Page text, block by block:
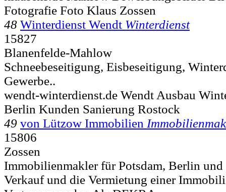
Fotografie Foto Klaus Zossen
48 Winterdienst Wendt Winterdienst
15827
Blanenfelde-Mahlow
Schneebeseitigung, Eisbeseitigung,
Gewerbe..
wendt-winterdienst.de Wendt Ausbau
Berlin Kunden Sanierung Rostock
49 von Lützow Immobilien
15806
Zossen
Immobilienmakler für Potsdam, Berlin
Verkauf und die Vermietung einer